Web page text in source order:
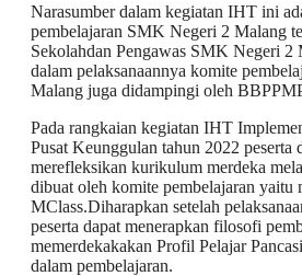
Narasumber dalam kegiatan IHT ini
pembelajaran SMK Negeri 2 Malang
Sekolahdan Pengawas SMK Negeri 2
dalam pelaksanaannya komite
Malang juga didampingi oleh
Pada rangkaian kegiatan IHT
Pusat Keunggulan tahun 2022
merefleksikan kurikulum merdeka
dibuat oleh komite pembelajaran yaitu
MClass.Diharapkan setelah
peserta dapat menerapkan filosofi
memerdekakakan Profil Pelajar
dalam pembelajaran.